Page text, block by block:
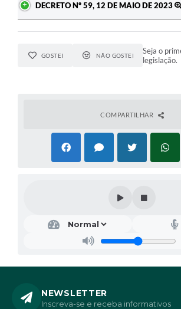
DECRETO Nº 59, 12 DE MAIO DE 2023
GOSTEI NÃO GOSTEI
Seja o
legislação.
COMPARTILHAR
NEWSLETTER
Inscreva-se e receba informativos